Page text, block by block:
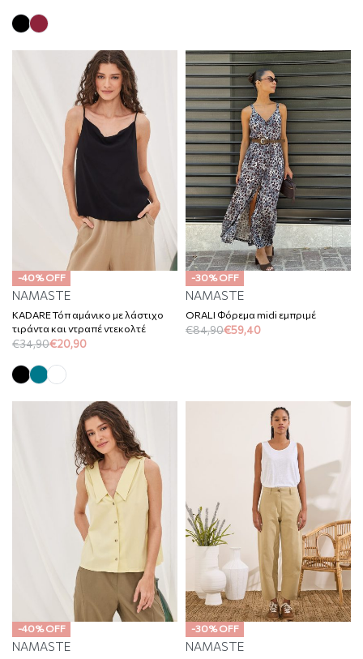
-40% OFF
NAMASTE
KADARE Τόπ αμάνικο με λάστιχο
τιράντα και ντραπέ ντεκολτέ
€34,90€20,90
-30% OFF
NAMASTE
ORALI Φόρεμα midi εμπριμέ
€84,90€59,40
-40% OFF
NAMASTE
-30% OFF
NAMASTE